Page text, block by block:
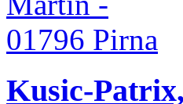
Kusic-